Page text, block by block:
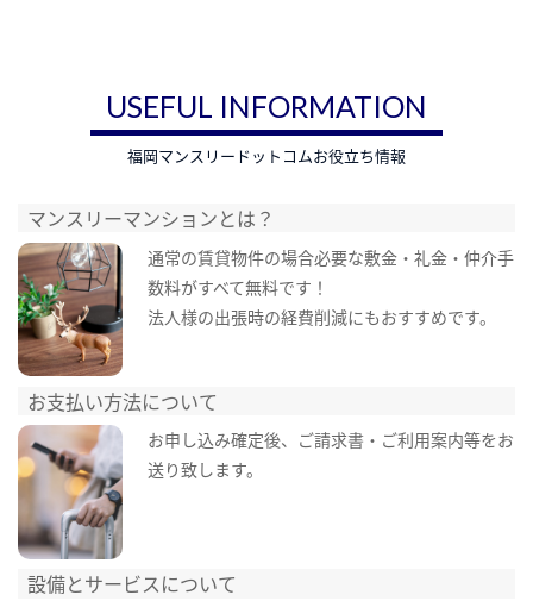
USEFUL INFORMATION
福岡マンスリードットコムお役立ち情報
マンスリーマンションとは？
通常の賃貸物件の場合必要な敷金・礼金・仲介手
数料がすべて無料です！
法人様の出張時の経費削減にもおすすめです。
お支払い方法について
お申し込み確定後、ご請求書・ご利用案内等をお
送り致します。
設備とサービスについて